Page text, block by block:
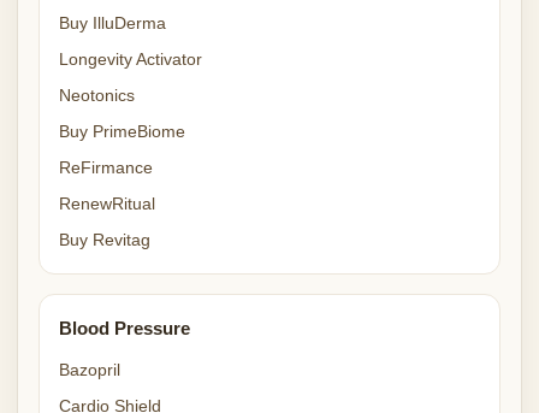
Buy IlluDerma
Longevity Activator
Neotonics
Buy PrimeBiome
ReFirmance
RenewRitual
Buy Revitag
Blood Pressure
Bazopril
Cardio Shield